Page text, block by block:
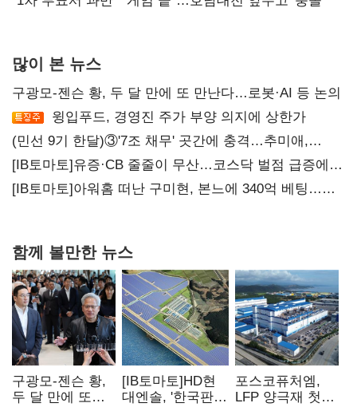
많이 본 뉴스
구광모-젠슨 황, 두 달 만에 또 만난다…로봇·AI 등 논의
윙입푸드, 경영진 주가 부양 의지에 상한가
(민선 9기 한달)③'7조 채무' 곳간에 충격…추미애,
20년만에 '비상재정' 선언 승부수
[IB토마토]유증·CB 줄줄이 무산…코스닥 벌점 급증에
상폐 압박
[IB토마토]아워홈 떠난 구미현, 본느에 340억 베팅…
함께 볼만한 뉴스
구광모-젠슨 황,
두 달 만에 또
[IB토마토]HD현
대엔솔, '한국판
포스코퓨처엠,
LFP 양극재 첫